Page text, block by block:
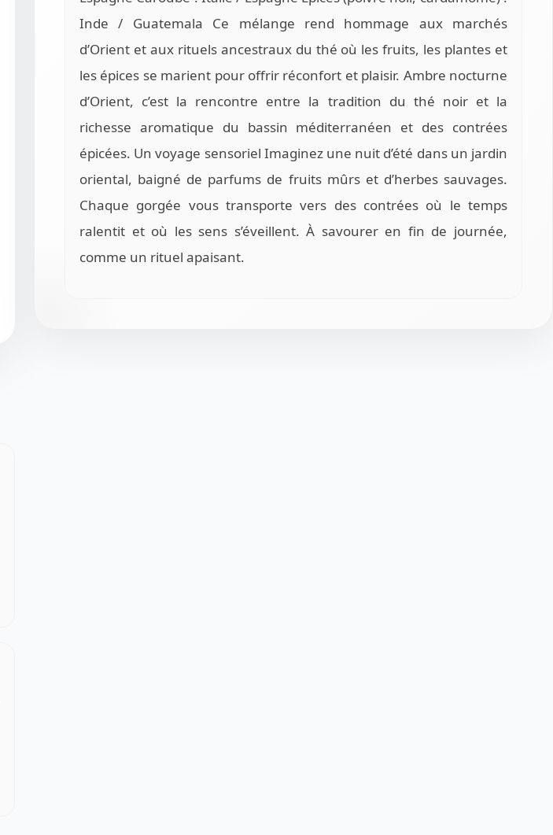
Inde / Guatemala Ce mélange rend hommage aux marchés
d’Orient et aux rituels ancestraux du thé où les fruits, les plantes et
les épices se marient pour offrir réconfort et plaisir. Ambre nocturne
d’Orient, c’est la rencontre entre la tradition du thé noir et la
richesse aromatique du bassin méditerranéen et des contrées
épicées. Un voyage sensoriel Imaginez une nuit d’été dans un jardin
oriental, baigné de parfums de fruits mûrs et d’herbes sauvages.
Chaque gorgée vous transporte vers des contrées où le temps
ralentit et où les sens s’éveillent. À savourer en fin de journée,
comme un rituel apaisant.